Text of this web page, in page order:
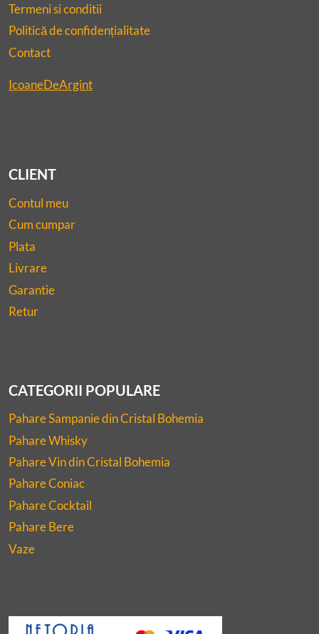
Termeni si conditii
Politică de confidențialitate
Contact
IcoaneDeArgint
CLIENT
Contul meu
Cum cumpar
Plata
Livrare
Garantie
Retur
CATEGORII POPULARE
Pahare Sampanie din Cristal Bohemia
Pahare Whisky
Pahare Vin din Cristal Bohemia
Pahare Coniac
Pahare Cocktail
Pahare Bere
Vaze